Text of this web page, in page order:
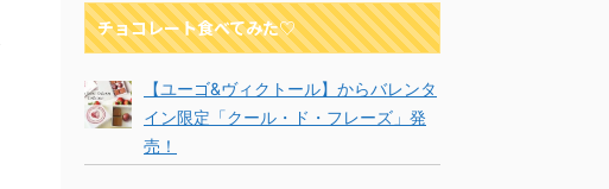
チョコレート食べてみた♡
【ユーゴ&ヴィクトール】からバレンタ
イン限定「クール・ド・フレーズ」発
売！